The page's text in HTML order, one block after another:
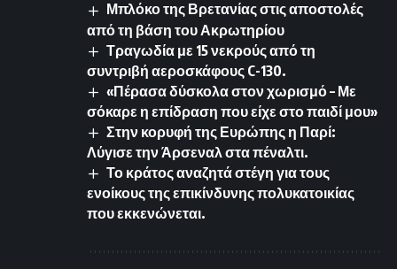
Μπλόκο της Βρετανίας στις αποστολές
από τη βάση του Ακρωτηρίου
Τραγωδία με 15 νεκρούς από τη
συντριβή αεροσκάφους C-130.
«Πέρασα δύσκολα στον χωρισμό – Με
σόκαρε η επίδραση που είχε στο παιδί μου»
Στην κορυφή της Ευρώπης η Παρί:
Λύγισε την Άρσεναλ στα πέναλτι.
Το κράτος αναζητά στέγη για τους
ενοίκους της επικίνδυνης πολυκατοικίας
που εκκενώνεται.